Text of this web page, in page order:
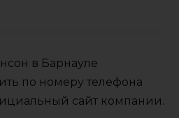
в Барнауле
по номеру телефона
сайт компании.